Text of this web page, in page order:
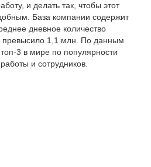
и делать так, чтобы этот
База компании содержит
дневное количество
превысило 1,1 млн. По данным
3 в мире по популярности
и сотрудников.